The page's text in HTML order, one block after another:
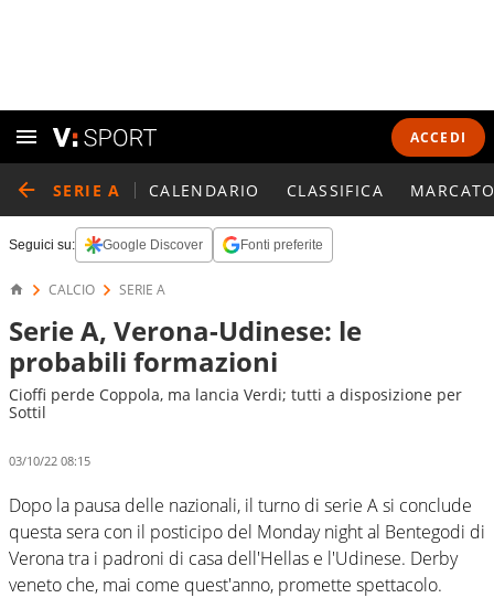
ACCEDI
SERIE A CALENDARIO CLASSIFICA
Seguici su: Google Discover Fonti preferite
CALCIO SERIE A
Serie A, Verona-Udinese: le
probabili formazioni
Cioffi perde Coppola, ma lancia Verdi; tutti a disposizione per
Sottil
03/10/22 08:15
Dopo la pausa delle nazionali, il turno di serie A si conclude
questa sera con il posticipo del Monday night al Bentegodi di
Verona tra i padroni di casa dell'Hellas e l'Udinese. Derby
veneto che, mai come quest'anno, promette spettacolo.